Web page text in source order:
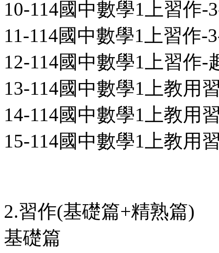
10-114國中數學1上習作-
11-114國中數學1上習作-
12-114國中數學1上習作-
13-114國中數學1上教用
14-114國中數學1上教用
15-114國中數學1上教用
2.習作(基礎篇+精熟篇)
基礎篇